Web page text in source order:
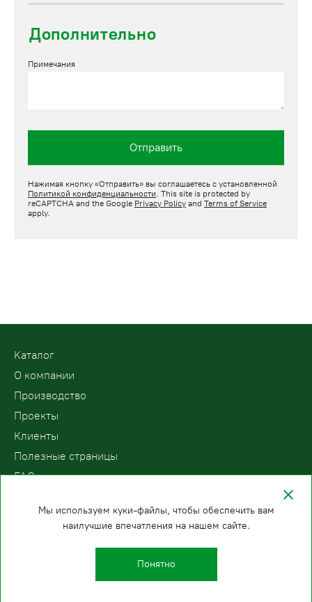
Дополнительно
Примечания
Отправить
Нажимая кнопку «Отправить» вы соглашаетесь с установленной
Политикой конфиденциальности. This site is protected by
reCAPTCHA and the Google Privacy Policy and Terms of Service
apply.
Kаталог
О компании
Производство
Проекты
Клиенты
Полезные страницы
FAQ
8 (800) 200-78-15
E-mail:
Мы используем куки-файлы, чтобы обеспечить вам
наилучшие впечатления на нашем сайте.
Понятно